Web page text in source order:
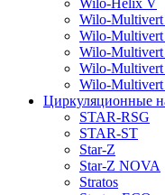
Wilo-
Wilo-
Wilo-
Wilo-
Wilo-
Циркуляционные
STAR-RSG
STAR-ST
Star-Z
Star-Z NOVA
Stratos